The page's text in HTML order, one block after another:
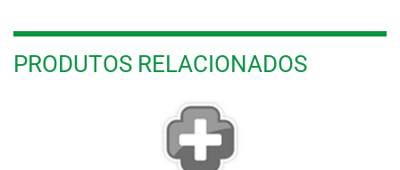
PRODUTOS RELACIONADOS